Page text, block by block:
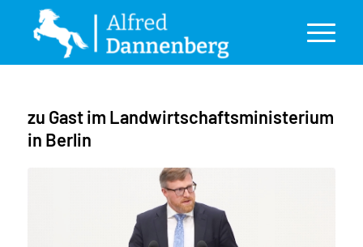
zu Gast im Landwirtschaftsministerium
in Berlin